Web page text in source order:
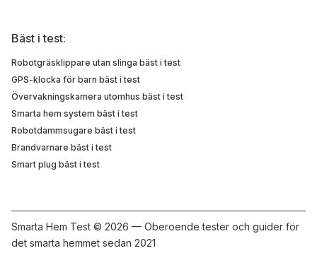
Bäst i test:
Robotgräsklippare utan slinga bäst i test
GPS-klocka för barn bäst i test
Övervakningskamera utomhus bäst i test
Smarta hem system bäst i test
Robotdammsugare bäst i test
Brandvarnare bäst i test
Smart plug bäst i test
Smarta Hem Test © 2026 — Oberoende tester och guider för
det smarta hemmet sedan 2021